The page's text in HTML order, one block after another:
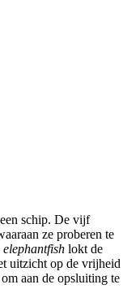
schip. De vijf
ze proberen te
elephantfish lokt de
uitzicht op de vrijheid
aan de opsluiting te